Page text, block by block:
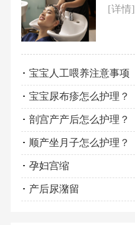
[详情]
宝宝人工喂养注意事项
宝宝尿布疹怎么护理？
剖宫产产后怎么护理？
顺产坐月子怎么护理？
孕妇宫缩
产后尿潴留